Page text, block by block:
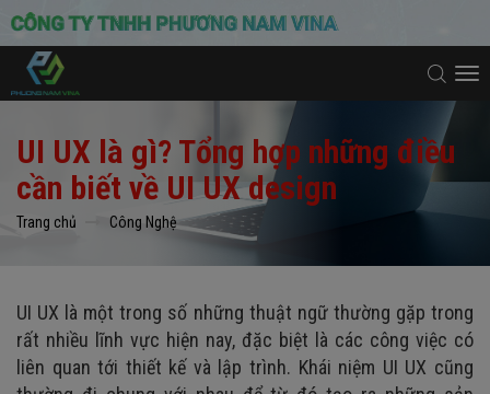
UI UX là gì? Tổng hợp những điều
cần biết về UI UX design
Trang chủ Công Nghệ
UI UX là một trong số những thuật ngữ thường gặp trong
rất nhiều lĩnh vực hiện nay, đặc biệt là các công việc có
liên quan tới thiết kế và lập trình. Khái niệm UI UX cũng